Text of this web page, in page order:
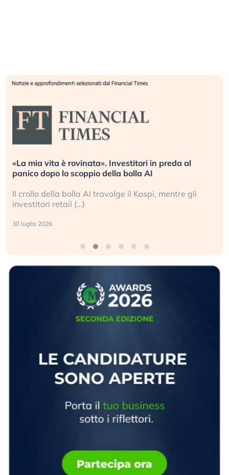
«La mia vita è rovinata». Investitori in preda al
panico dopo lo scoppio della bolla AI
Il crollo della bolla AI travolge il Kospi, mentre gli
investitori retail (…)
30 luglio 2026